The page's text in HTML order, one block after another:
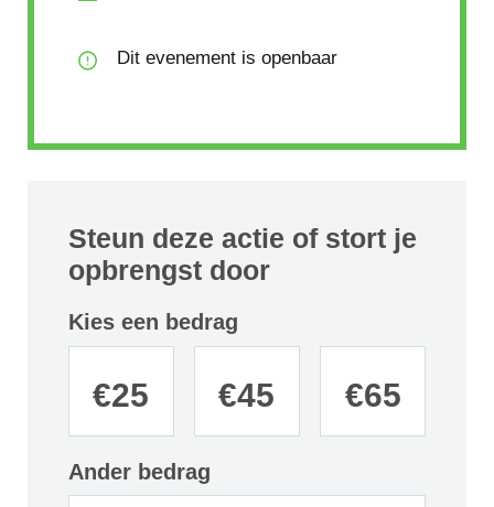
Dit evenement is openbaar
Steun deze actie of stort je
opbrengst door
Kies een bedrag
€25 €45 €65
Ander bedrag